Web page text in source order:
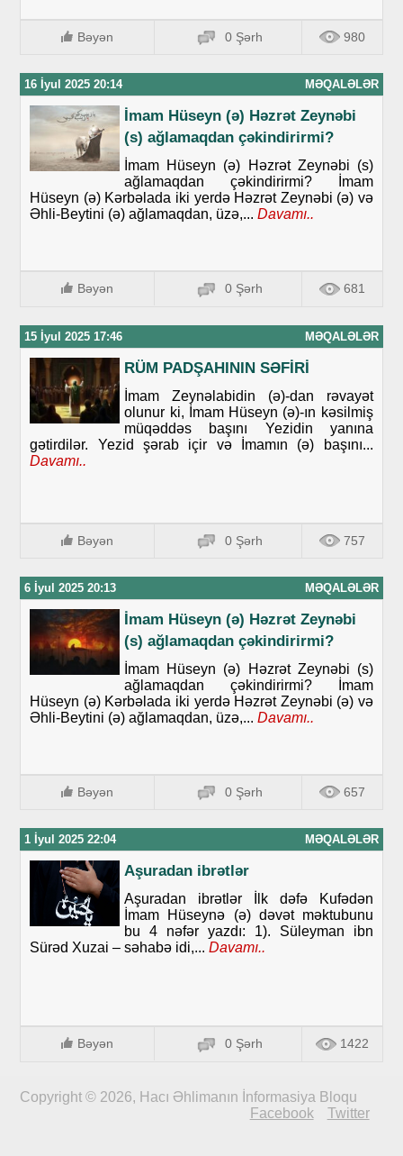
Bəyən 0 Şərh 980
16 İyul 2025 20:14 MƏQALƏLƏR
İmam Hüseyn (ə) Həzrət Zeynəbi
(s) ağlamaqdan çəkindirirmi?
İmam Hüseyn (ə) Həzrət Zeynəbi (s)
ağlamaqdan çəkindirirmi? İmam
Hüseyn (ə) Kərbəlada iki yerdə Həzrət Zeynəbi (ə) və
Əhli-Beytini (ə) ağlamaqdan, üzə,... Davamı..
Bəyən 0 Şərh 681
15 İyul 2025 17:46 MƏQALƏLƏR
RÜM PADŞAHININ SƏFİRİ
İmam Zeynəlabidin (ə)-dan rəvayət
olunur ki, İmam Hüseyn (ə)-ın kəsilmiş
müqəddəs başını Yezidin yanına
gətirdilər. Yezid şərab içir və İmamın (ə) başını...
Davamı..
Bəyən 0 Şərh 757
6 İyul 2025 20:13 MƏQALƏLƏR
İmam Hüseyn (ə) Həzrət Zeynəbi
(s) ağlamaqdan çəkindirirmi?
İmam Hüseyn (ə) Həzrət Zeynəbi (s)
ağlamaqdan çəkindirirmi? İmam
Hüseyn (ə) Kərbəlada iki yerdə Həzrət Zeynəbi (ə) və
Əhli-Beytini (ə) ağlamaqdan, üzə,... Davamı..
Bəyən 0 Şərh 657
1 İyul 2025 22:04 MƏQALƏLƏR
Aşuradan ibrətlər
Aşuradan ibrətlər İlk dəfə Kufədən
İmam Hüseynə (ə) dəvət məktubunu
bu 4 nəfər yazdı: 1). Süleyman ibn
Sürəd Xuzai – səhabə idi,... Davamı..
Bəyən 0 Şərh 1422
Copyright © 2026, Hacı Əhlimanın İnformasiya Bloqu
Facebook
Twitter